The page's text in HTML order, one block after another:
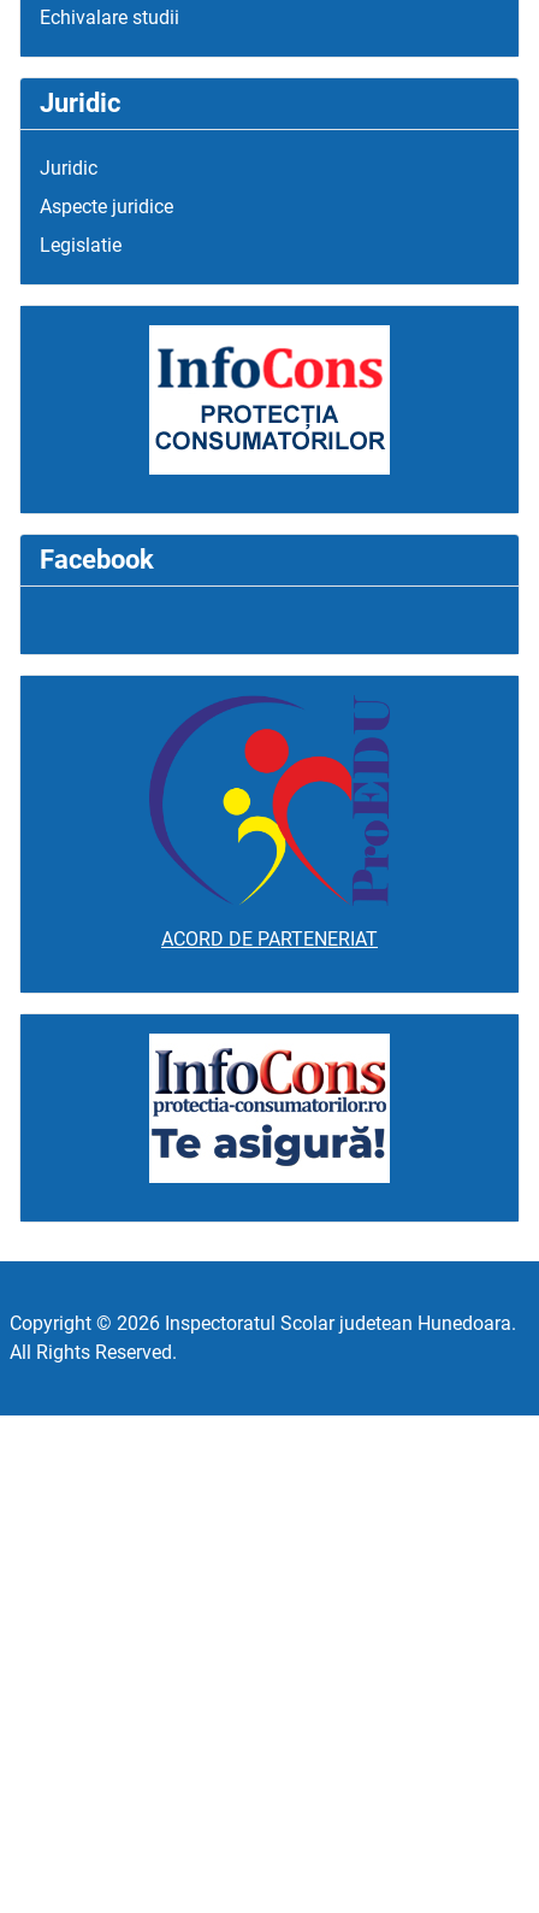
Echivalare studii
Juridic
Juridic
Aspecte juridice
Legislatie
Facebook
ACORD DE PARTENERIAT
Copyright © 2026 Inspectoratul Scolar judetean Hunedoara.
All Rights Reserved.